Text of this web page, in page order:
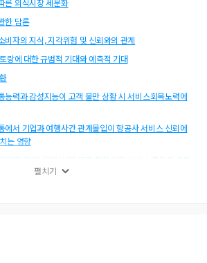
른 외식시장 세분화
한 담론
비자의 지식, 지각위험 및 신뢰와의 관계
랑에 대한 규범적 기대와 예측적 기대
능력과 감성지능이 고객 불만 상황 시 서비스회복노력에
에서 기업과 여행사간 관계몰입이 항공사 서비스 신뢰에
는 영향
어적 커뮤니케이션과 고객 접점 인적 서비스 품질이 고객
펼치기